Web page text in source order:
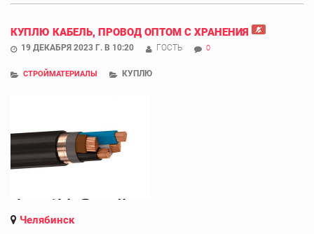
КУПЛЮ КАБЕЛЬ, ПРОВОД ОПТОМ С ХРАНЕНИЯ
19 ДЕКАБРЯ 2023 Г. В 10:20 ГОСТЬ 0
СТРОЙМАТЕРИАЛЫ КУПЛЮ
Челябинск